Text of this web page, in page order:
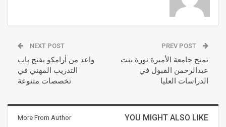
تمنح جامعة الأميرة نورة بنت
عبدالرحمن القبول في
الدراسات العليا
NEXT POST
واعد من أرامكو يفتح باب
التدريب المهني في
تخصصات متنوعة
YOU MIGHT ALSO LIKE
More From Author